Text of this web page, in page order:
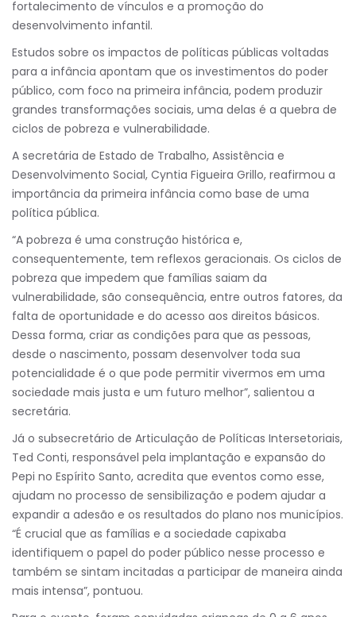
fortalecimento de vínculos e a promoção do
desenvolvimento infantil.
Estudos sobre os impactos de políticas públicas voltadas
para a infância apontam que os investimentos do poder
público, com foco na primeira infância, podem produzir
grandes transformações sociais, uma delas é a quebra de
ciclos de pobreza e vulnerabilidade.
A secretária de Estado de Trabalho, Assistência e
Desenvolvimento Social, Cyntia Figueira Grillo, reafirmou a
importância da primeira infância como base de uma
política pública.
“A pobreza é uma construção histórica e,
consequentemente, tem reflexos geracionais. Os ciclos de
pobreza que impedem que famílias saiam da
vulnerabilidade, são consequência, entre outros fatores, da
falta de oportunidade e do acesso aos direitos básicos.
Dessa forma, criar as condições para que as pessoas,
desde o nascimento, possam desenvolver toda sua
potencialidade é o que pode permitir vivermos em uma
sociedade mais justa e um futuro melhor”, salientou a
secretária.
Já o subsecretário de Articulação de Políticas Intersetoriais,
Ted Conti, responsável pela implantação e expansão do
Pepi no Espírito Santo, acredita que eventos como esse,
ajudam no processo de sensibilização e podem ajudar a
expandir a adesão e os resultados do plano nos municípios.
“É crucial que as famílias e a sociedade capixaba
identifiquem o papel do poder público nesse processo e
também se sintam incitadas a participar de maneira ainda
mais intensa”, pontuou.